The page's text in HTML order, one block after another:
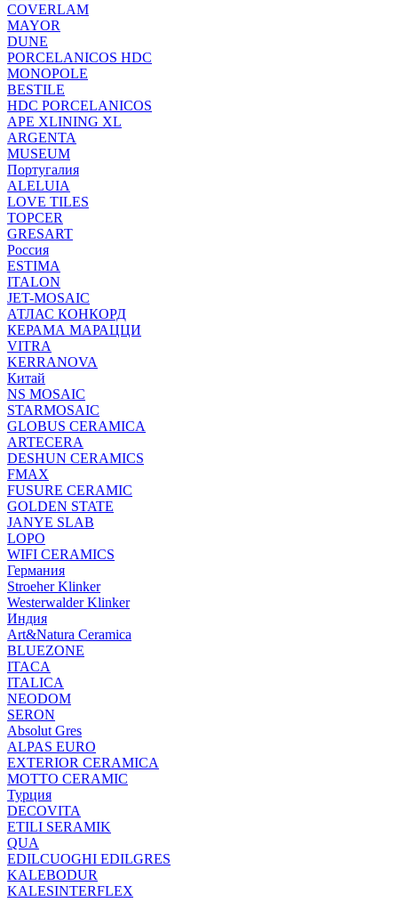
COVERLAM
MAYOR
DUNE
PORCELANICOS HDC
MONOPOLE
BESTILE
HDC PORCELANICOS
APE XLINING XL
ARGENTA
MUSEUM
Португалия
ALELUIA
LOVE TILES
TOPCER
GRESART
Россия
ESTIMA
ITALON
JET-MOSAIC
АТЛАС КОНКОРД
КЕРАМА МАРАЦЦИ
VITRA
KERRANOVA
Китай
NS MOSAIC
STARMOSAIC
GLOBUS CERAMICA
ARTECERA
DESHUN CERAMICS
FMAX
FUSURE CERAMIC
GOLDEN STATE
JANYE SLAB
LOPO
WIFI CERAMICS
Германия
Stroeher Klinker
Westerwalder Klinker
Индия
Art&Natura Ceramica
BLUEZONE
ITACA
ITALICA
NEODOM
SERON
Absolut Gres
ALPAS EURO
EXTERIOR CERAMICA
MOTTO CERAMIC
Турция
DECOVITA
ETILI SERAMIK
QUA
EDILCUOGHI EDILGRES
KALEBODUR
KALESINTERFLEX